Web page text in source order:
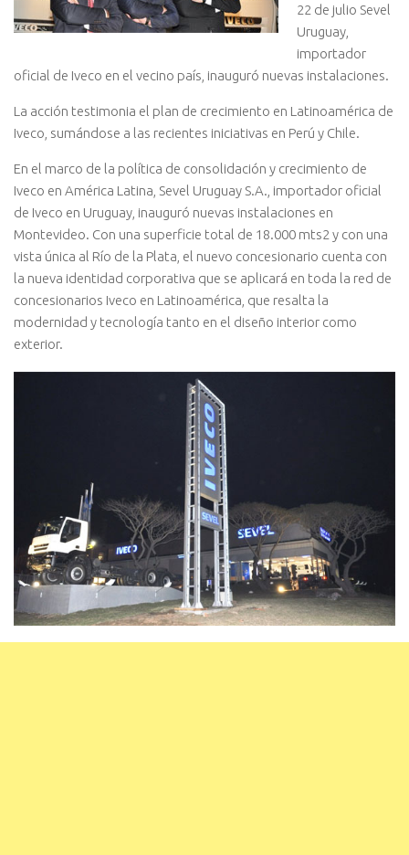
22 de julio Sevel
Uruguay,
importador
oficial de Iveco en el vecino país, inauguró nuevas instalaciones.
La acción testimonia el plan de crecimiento en Latinoamérica de
Iveco, sumándose a las recientes iniciativas en Perú y Chile.
En el marco de la política de consolidación y crecimiento de
Iveco en América Latina, Sevel Uruguay S.A., importador oficial
de Iveco en Uruguay, inauguró nuevas instalaciones en
Montevideo. Con una superficie total de 18.000 mts2 y con una
vista única al Río de la Plata, el nuevo concesionario cuenta con
la nueva identidad corporativa que se aplicará en toda la red de
concesionarios Iveco en Latinoamérica, que resalta la
modernidad y tecnología tanto en el diseño interior como
exterior.